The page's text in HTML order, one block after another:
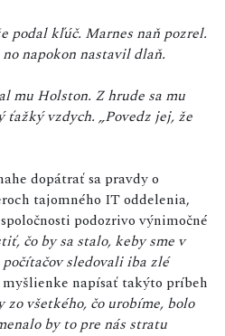
podal kľúč. Marnes naň pozrel.
napokon nastavil dlaň.
mu Holston. Z hrude sa mu
vzdych. „Povedz jej, že
dopátrať sa pravdy o
tajomného IT oddelenia,
podozrivo výnimočné
čo by sa stalo, keby sme v
sledovali iba zlé
napísať takýto príbeh
zo všetkého, čo urobíme, bolo
by to pre nás stratu